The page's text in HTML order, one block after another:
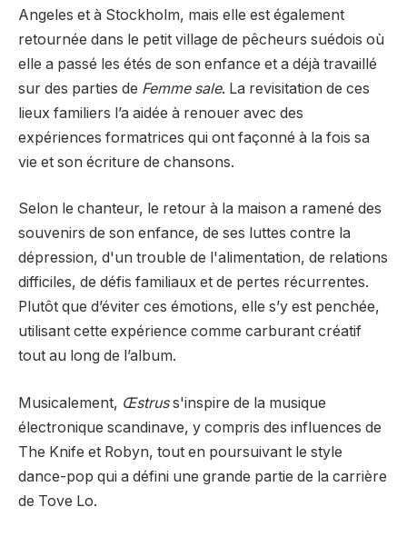
Angeles et à Stockholm, mais elle est également
retournée dans le petit village de pêcheurs suédois où
elle a passé les étés de son enfance et a déjà travaillé
sur des parties de Femme sale. La revisitation de ces
lieux familiers l’a aidée à renouer avec des
expériences formatrices qui ont façonné à la fois sa
vie et son écriture de chansons.
Selon le chanteur, le retour à la maison a ramené des
souvenirs de son enfance, de ses luttes contre la
dépression, d'un trouble de l'alimentation, de relations
difficiles, de défis familiaux et de pertes récurrentes.
Plutôt que d’éviter ces émotions, elle s’y est penchée,
utilisant cette expérience comme carburant créatif
tout au long de l’album.
Musicalement, Œstruss'inspire de la musique
électronique scandinave, y compris des influences de
The Knife et Robyn, tout en poursuivant le style
dance-pop qui a défini une grande partie de la carrière
de Tove Lo.